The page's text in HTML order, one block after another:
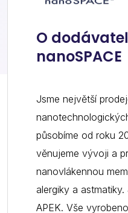
O
nanoSPACE
Jsme největší
působíme od roku
věnujeme vývoji a
nanovlákennou
alergiky a
APEK. Vše